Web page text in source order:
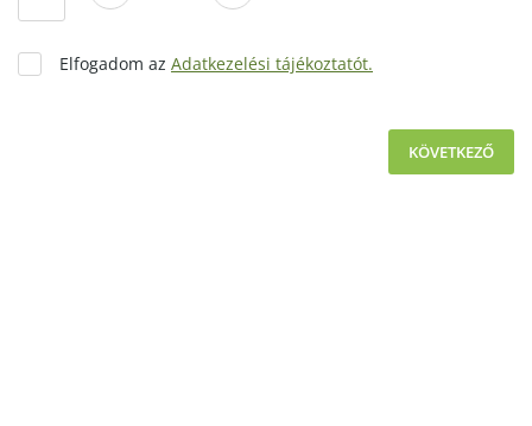
Elfogadom az Adatkezelési tájékoztatót.
KÖVETKEZŐ